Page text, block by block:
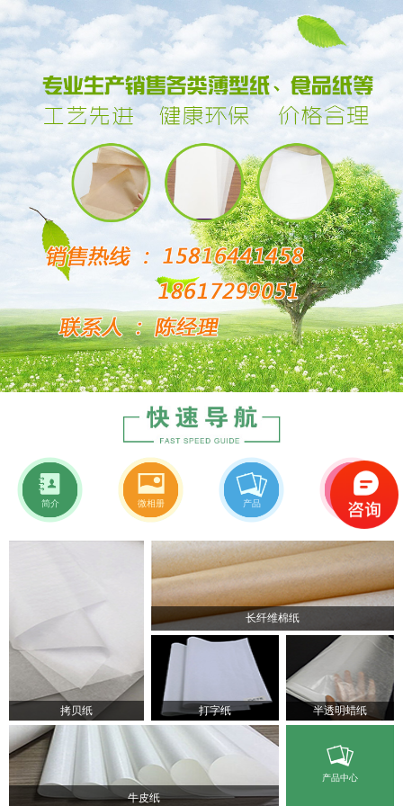
简介 微相册 产品 新闻
拷贝纸
长纤维棉纸
打字纸 半透明蜡纸
牛皮纸
产品中心